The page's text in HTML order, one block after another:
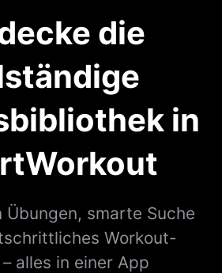
die
in
Übungen, smarte Suche
Workout-
alles in einer App